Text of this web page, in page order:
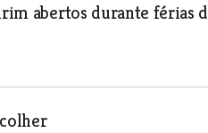
abertos durante férias